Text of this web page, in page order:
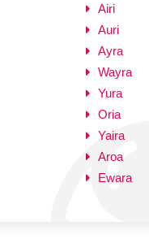
Airi
Auri
Ayra
Wayra
Yura
Oria
Yaira
Aroa
Ewara